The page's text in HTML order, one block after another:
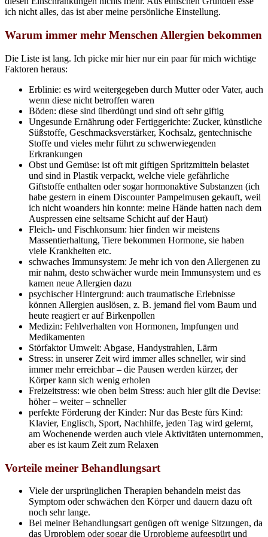
ich nicht alles, das ist aber meine persönliche Einstellung.
Warum immer mehr Menschen Allergien bekommen
Die Liste ist lang. Ich picke mir hier nur ein paar für mich wichtige
Faktoren heraus:
Erblinie: es wird weitergegeben durch Mutter oder Vater, auch
wenn diese nicht betroffen waren
Böden: diese sind überdüngt und sind oft sehr giftig
Ungesunde Ernährung oder Fertiggerichte: Zucker, künstliche
Süßstoffe, Geschmacksverstärker, Kochsalz, gentechnische
Stoffe und vieles mehr führt zu schwerwiegenden
Erkrankungen
Obst und Gemüse: ist oft mit giftigen Spritzmitteln belastet
und sind in Plastik verpackt, welche viele gefährliche
Giftstoffe enthalten oder sogar hormonaktive Substanzen (ich
habe gestern in einem Discounter Pampelmusen gekauft, weil
ich nicht woanders hin konnte: meine Hände hatten nach dem
Auspressen eine seltsame Schicht auf der Haut)
Fleich- und Fischkonsum: hier finden wir meistens
Massentierhaltung, Tiere bekommen Hormone, sie haben
viele Krankheiten etc.
schwaches Immunsystem: Je mehr ich von den Allergenen zu
mir nahm, desto schwächer wurde mein Immunsystem und es
kamen neue Allergien dazu
psychischer Hintergrund: auch traumatische Erlebnisse
können Allergien auslösen, z. B. jemand fiel vom Baum und
heute reagiert er auf Birkenpollen
Medizin: Fehlverhalten von Hormonen, Impfungen und
Medikamenten
Störfaktor Umwelt: Abgase, Handystrahlen, Lärm
Stress: in unserer Zeit wird immer alles schneller, wir sind
immer mehr erreichbar – die Pausen werden kürzer, der
Körper kann sich wenig erholen
Freizeitstress: wie oben beim Stress: auch hier gilt die Devise:
höher – weiter – schneller
perfekte Förderung der Kinder: Nur das Beste fürs Kind:
Klavier, Englisch, Sport, Nachhilfe, jeden Tag wird gelernt,
am Wochenende werden auch viele Aktivitäten unternommen,
aber es ist kaum Zeit zum Relaxen
Vorteile meiner Behandlungsart
Viele der ursprünglichen Therapien behandeln meist das
Symptom oder schwächen den Körper und dauern dazu oft
noch sehr lange.
Bei meiner Behandlungsart genügen oft wenige Sitzungen, da
das Urproblem oder sogar die Urprobleme aufgespürt und